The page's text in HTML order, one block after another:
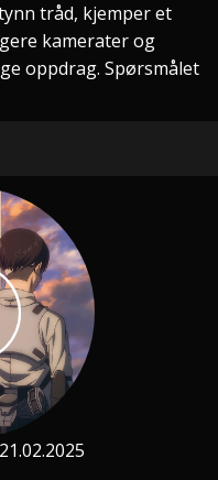
tråd, kjemper et
kamerater og
oppdrag. Spørsmålet
21.02.2025